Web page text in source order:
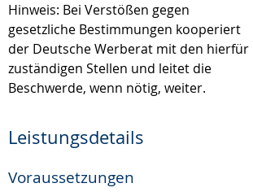
Hinweis: Bei Verstößen gegen
gesetzliche Bestimmungen kooperiert
der Deutsche Werberat mit den hierfür
zuständigen Stellen und leitet die
Beschwerde, wenn nötig, weiter.
Leistungsdetails
Voraussetzungen